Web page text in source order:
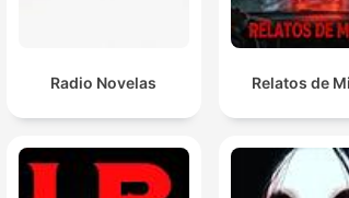
Radio Novelas Relatos de